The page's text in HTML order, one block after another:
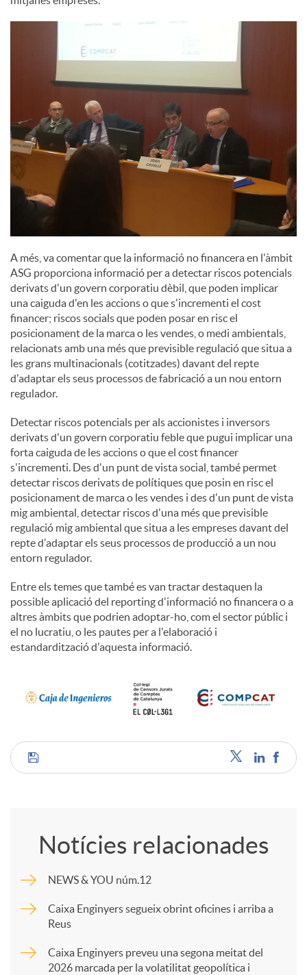
A més, va comentar que la informació no financera en l'àmbit
ASG proporciona informació per a detectar riscos potencials
derivats d'un govern corporatiu dèbil, que poden implicar
una caiguda d'en les accions o que s'incrementi el cost
financer; riscos socials que poden posar en risc el
posicionament de la marca o les vendes, o medi ambientals,
relacionats amb una més que previsible regulació que situa a
les grans multinacionals (cotitzades) davant del repte
d'adaptar els seus processos de fabricació a un nou entorn
regulador.
Detectar riscos potencials per als accionistes i inversors
derivats d'un govern corporatiu feble que pugui implicar una
forta caiguda de les accions o que el cost financer
s'incrementi. Des d'un punt de vista social, també permet
detectar riscos derivats de polítiques que posin en risc el
posicionament de marca o les vendes i des d'un punt de vista
mig ambiental, detectar riscos d'una més que previsible
regulació mig ambiental que situa a les empreses davant del
repte d'adaptar els seus processos de producció a un nou
entorn regulador.
Entre els temes que també es van tractar destaquen la
possible aplicació del reporting d'informació no financera o a
altres àmbits que podrien adoptar-ho, com el sector públic i
el no lucratiu, o les pautes per a l'elaboració i
estandardització d'aquesta informació.
C
p
a
Notícies relacionades
NEWS & YOU núm.12
Caixa Enginyers segueix obrint oficines i arriba a
Reus
Caixa Enginyers preveu una segona meitat del
2026 marcada per la volatilitat geopolítica i